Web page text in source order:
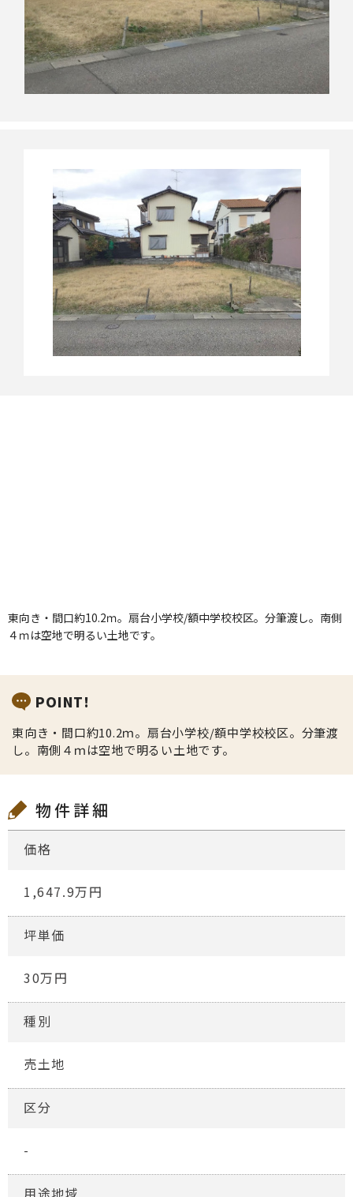
東向き・間口約10.2ｍ。扇台小学校/額中学校校区。分筆渡し。南側
４ｍは空地で明るい土地です。
POINT!
東向き・間口約10.2ｍ。扇台小学校/額中学校校区。分筆渡
し。南側４ｍは空地で明るい土地です。
物件詳細
価格
1,647.9万円
坪単価
30万円
種別
売土地
区分
-